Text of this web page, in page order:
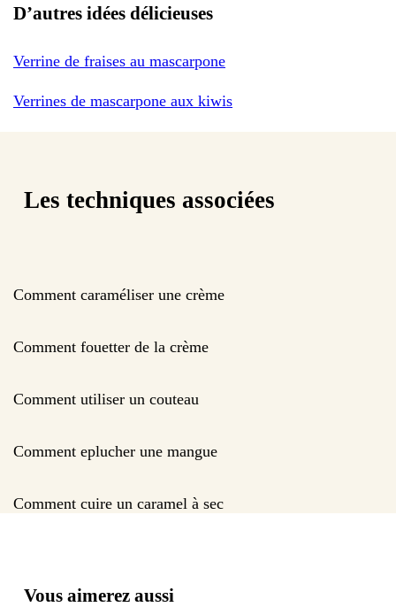
D’autres idées délicieuses
Verrine de fraises au mascarpone
Verrines de mascarpone aux kiwis
Les techniques associées
Comment caraméliser une crème
Comment fouetter de la crème
Comment utiliser un couteau
Comment eplucher une mangue
Comment cuire un caramel à sec
Vous aimerez aussi